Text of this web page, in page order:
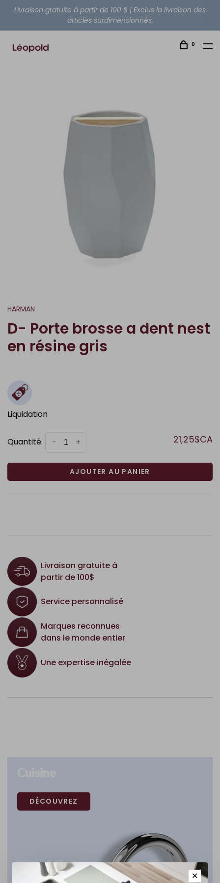
Livraison gratuite à partir de 100 $ | Exclus la livraison des
articles surdimensionnés.
0
HARMAN
D- Porte brosse a dent nest
en résine gris
Liquidation
Quantité: +
- 21,25$CA
AJOUTER AU PANIER
Livraison gratuite à
partir de 100$
Service personnalisé
Marques reconnues
dans le monde entier
Une expertise inégalée
DÉCOUVREZ
✕